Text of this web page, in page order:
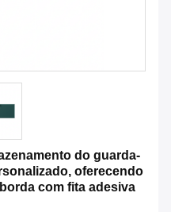
do guarda-
oferecendo
com fita adesiva